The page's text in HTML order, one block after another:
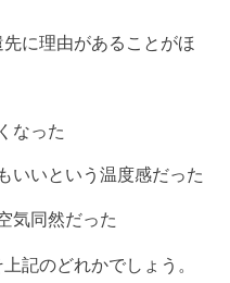
に理由があることがほ
なった
いいという温度感だった
気同然だった
記のどれかでしょう。